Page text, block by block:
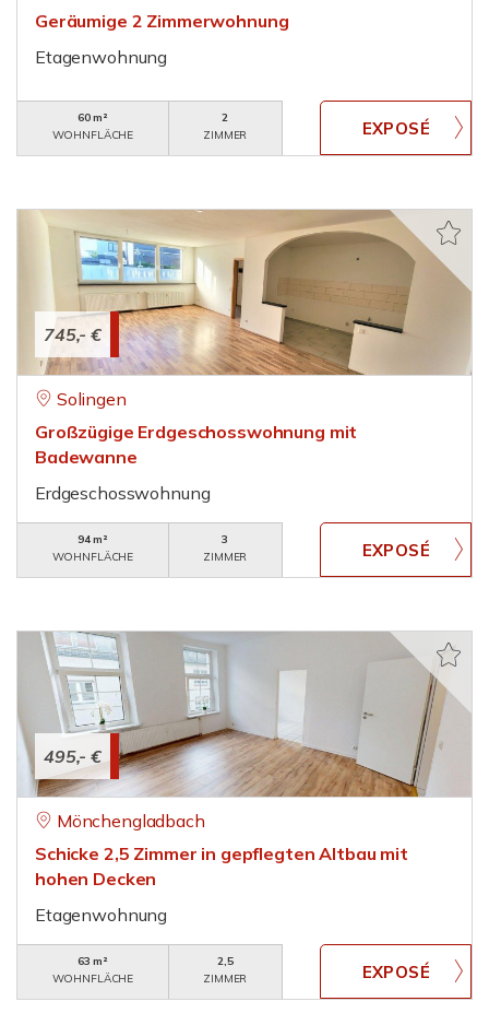
Geräumige 2 Zimmerwohnung
Etagenwohnung
60 m²
WOHNFLÄCHE
2
ZIMMER
745,- €
Solingen
Großzügige Erdgeschosswohnung mit
Badewanne
Erdgeschosswohnung
94 m²
WOHNFLÄCHE
3
ZIMMER
495,- €
Mönchengladbach
Schicke 2,5 Zimmer in gepflegten Altbau mit
hohen Decken
Etagenwohnung
63 m²
WOHNFLÄCHE
2,5
ZIMMER